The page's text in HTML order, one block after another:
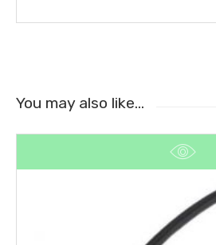
You may also like…